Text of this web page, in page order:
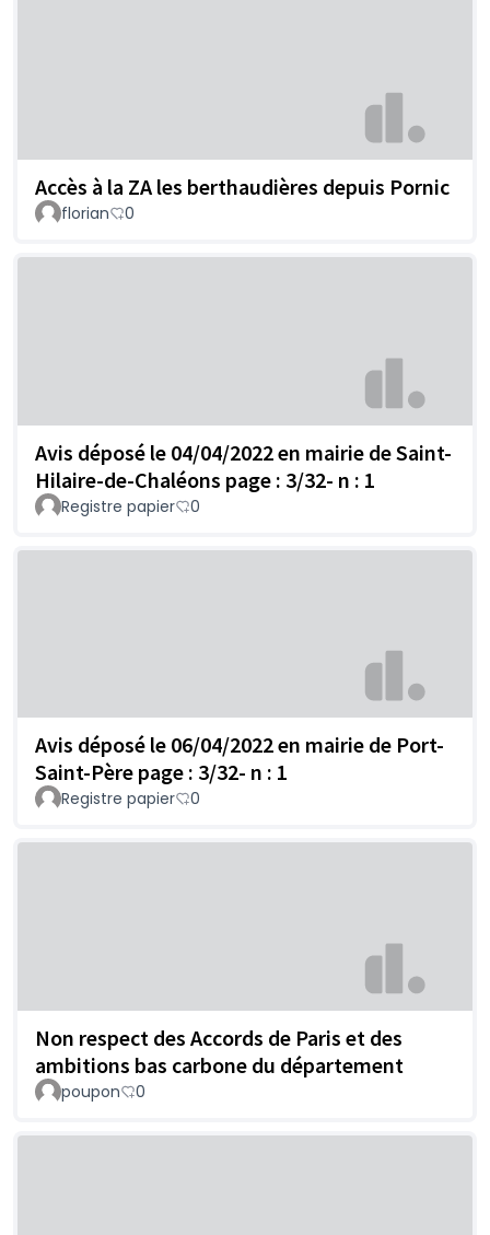
Accès à la ZA les berthaudières depuis Pornic
florian 0
Avis déposé le 04/04/2022 en mairie de Saint-
Hilaire-de-Chaléons page : 3/32- n : 1
Registre papier 0
Avis déposé le 06/04/2022 en mairie de Port-
Saint-Père page : 3/32- n : 1
Registre papier 0
Non respect des Accords de Paris et des
ambitions bas carbone du département
poupon 0